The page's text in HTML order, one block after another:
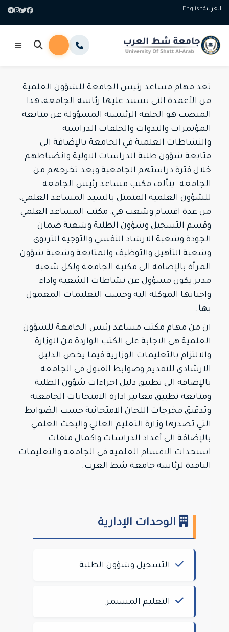
العربيةEnglish
تعد مهام مساعد رئيس الجامعة للشؤون العلمية
من الأعمدة التي تستند عليها رئاسة الجامعة، هذا
المنصب هو الحلقة الرئيسية المسؤولة عن متابعة
المؤتمرات والندوات والحلقات الدراسية
والنشاطات العلمية في الجامعة بالإضافة الى
متابعة شؤون طلبة الدراسات الاولية وانضباطهم
خلال فترة دراستهم الجامعية وبعد تخرجهم من
الجامعة. يتألف مكتب مساعد رئيس الجامعة
للشؤون العلمية المتمثل بالسيد المساعد العلمي،
من عدة اقسام وشعب هي: مكتب المساعد العلمي
وقسم التسجيل وشؤون الطلبة وشعبة ضمان
الجودة وشعبة الارشاد النفسي والتوجيه التربوي
وشعبة التأهيل والتوظيف والمتابعة وشعبة شؤون
المرأة بالإضافة الى مكتبة الجامعة ولكل شعبة
مدير يكون مسؤول عن نشاطات الشعبة واداء
واجباتها الموكلة اليه وحسب التعليمات المعمول
بها.
ان من مهام مكتب مساعد رئيس الجامعة للشؤون
العلمية هي الاجابة على الكتب الواردة من الوزارة
والالتزام بالتعليمات الوزارية فيما يخص الدليل
الارشادي للتقديم وضوابط القبول في الجامعة
بالإضافة الى تطبيق دليل اجراءات شؤون الطلبة
ومتابعة تطبيق معايير ادارة الامتحانات الجامعية
وتدقيق مخرجات اللجان الامتحانية حسب الضوابط
التي تصدرها وزارة التعليم العالي والبحث العلمي
بالإضافة الى أعداد الدراسات واكمال ملفات
استحداث الاقسام العلمية في الجامعة والتعليمات
النافذة لرئاسة جامعة شط العرب.
الوحدات الإدارية
التسجيل وشؤون الطلبة
التعليم المستمر